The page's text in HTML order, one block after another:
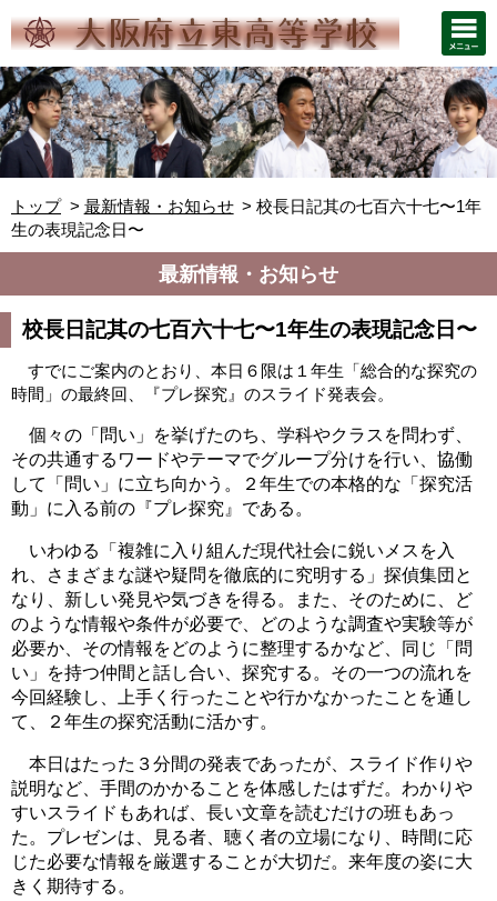
トップ 最新情報・お知らせ
校長日記其の七百六十七〜1年
生の表現記念日〜
最新情報・お知らせ
校長日記其の七百六十七〜1年生の表現記念日〜
すでにご案内のとおり、本日６限は１年生「総合的な探究の
時間」の最終回、『プレ探究』のスライド発表会。
個々の「問い」を挙げたのち、学科やクラスを問わず、
その共通するワードやテーマでグループ分けを行い、協働
して「問い」に立ち向かう。２年生での本格的な「探究活
動」に入る前の『プレ探究』である。
いわゆる「複雑に入り組んだ現代社会に鋭いメスを入
れ、さまざまな謎や疑問を徹底的に究明する」探偵集団と
なり、新しい発見や気づきを得る。また、そのために、ど
のような情報や条件が必要で、どのような調査や実験等が
必要か、その情報をどのように整理するかなど、同じ「問
い」を持つ仲間と話し合い、探究する。その一つの流れを
今回経験し、上手く行ったことや行かなかったことを通し
て、２年生の探究活動に活かす。
本日はたった３分間の発表であったが、スライド作りや
説明など、手間のかかることを体感したはずだ。わかりや
すいスライドもあれば、長い文章を読むだけの班もあっ
た。プレゼンは、見る者、聴く者の立場になり、時間に応
じた必要な情報を厳選することが大切だ。来年度の姿に大
きく期待する。